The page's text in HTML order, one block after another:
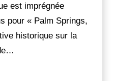
est imprégnée
pour « Palm Springs,
historique sur la